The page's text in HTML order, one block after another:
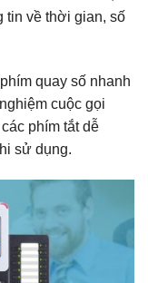
tin về thời gian, số
quay số nhanh
cuộc gọi
phím tắt dễ
sử dụng.